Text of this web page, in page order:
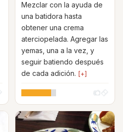
Mezclar con la ayuda de
una batidora hasta
obtener una crema
aterciopelada. Agregar las
yemas, una a la vez, y
seguir batiendo después
de cada adición. [+]